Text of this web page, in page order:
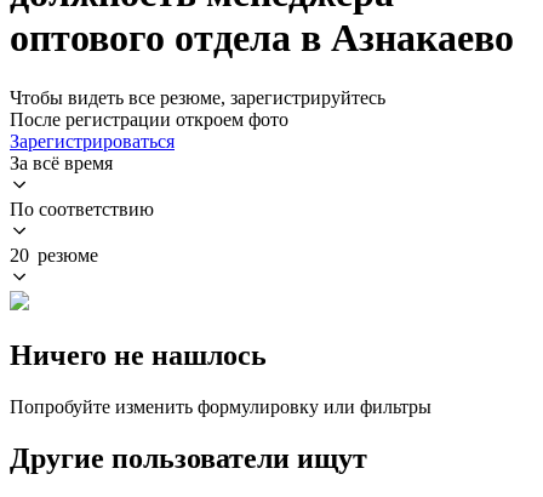
оптового отдела в Азнакаево
Чтобы видеть все резюме, зарегистрируйтесь
После регистрации откроем фото
Зарегистрироваться
За всё время
По соответствию
20 резюме
Ничего не нашлось
Попробуйте изменить формулировку или фильтры
Другие пользователи ищут